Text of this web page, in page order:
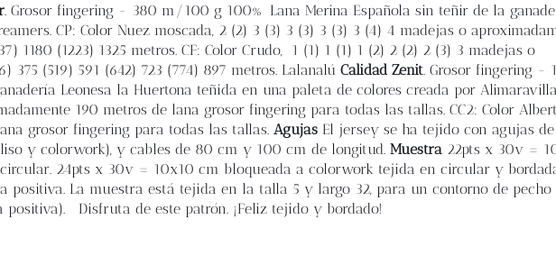
. Grosor fingering - 380 m/100 g 100% Lana Merina Española sin teñir de la
CP: Color Nuez moscada, 2 (2) 3 (3) 3 (3) 3 (3) 3 (4) 4 madejas o
1180 (1223) 1325 metros. CF: Color Crudo, 1 (1) 1 (1) 1 (2) 2 (2) 2 (3) 3 madejas o
375 (519) 591 (642) 723 (774) 897 metros. LalanalúCalidad Zenit. Grosor fingering -
Leonesa la Huertona teñida en una paleta de colores creada por
190 metros de lana grosor fingering para todas las tallas. CC2: Color
grosor fingering para todas las tallas.Agujas El jersey se ha tejido con agujas
y colorwork), y cables de 80 cm y 100 cm de longitud.Muestra 22pts x 30v =
24pts x 30v = 10x10 cm bloqueada a colorwork tejida en circular y
positiva. La muestra está tejida en la talla 5 y largo 32, para un contorno de
Disfruta de este patrón. ¡Feliz tejido y bordado!